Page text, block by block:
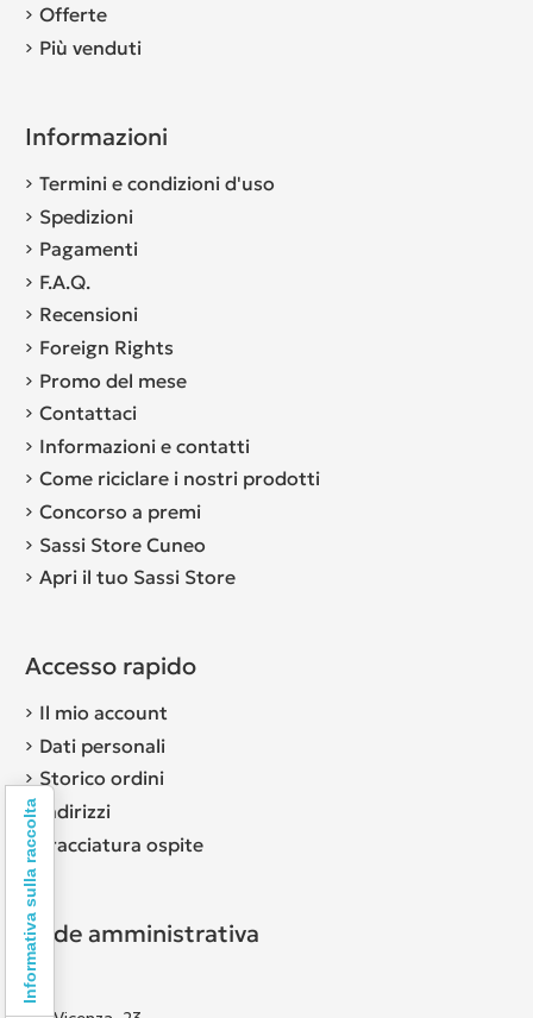
Offerte
Più venduti
Informazioni
Termini e condizioni d'uso
Spedizioni
Pagamenti
F.A.Q.
Recensioni
Foreign Rights
Promo del mese
Contattaci
Informazioni e contatti
Come riciclare i nostri prodotti
Concorso a premi
Sassi Store Cuneo
Apri il tuo Sassi Store
Accesso rapido
Il mio account
Dati personali
Storico ordini
Indirizzi
Tracciatura ospite
Sede amministrativa
Informativa sulla raccolta